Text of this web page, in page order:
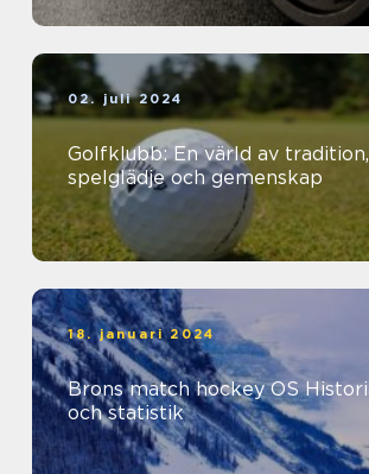
02. juli 2024
Golfklubb: En värld av tradition,
spelglädje och gemenskap
18. januari 2024
Brons match hockey OS Historia, typer
och statistik